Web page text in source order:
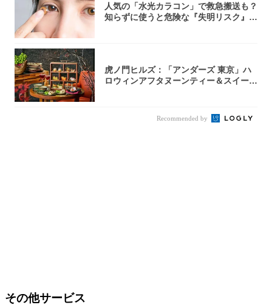
人気の「水光カラコン」で救急搬送も？
知らずに使うと危険な『失明リスク』と
虎ノ門ヒルズ：「アンダーズ 東京」ハ
ロウィンアフタヌーンティー＆スイーツ
Recommended by
その他サービス